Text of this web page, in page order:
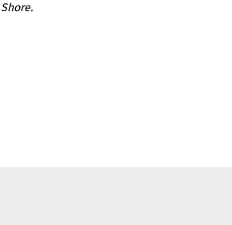
Shore.